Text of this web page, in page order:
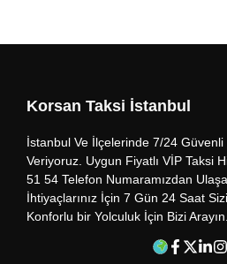
Korsan Taksi İstanbul
İstanbul Ve İlçelerinde 7/24
Veriyoruz. Uygun Fiyatlı VİP Taksi
51 54 Telefon Numaramızdan
İhtiyaçlarınız İçin 7 Gün 24 Saat
Konforlu bir Yolculuk İçin Bizi Arayın.